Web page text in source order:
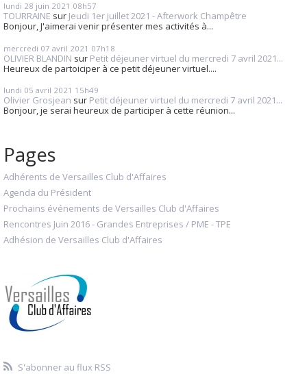
lundi 28 juin 2021 08h57
TOURRAINE sur Jeudi 1er juillet 2021 - Afterwork Champêtre
Bonjour, J'aimerai venir présenter mes activités à...
mercredi 07 avril 2021 07h18
OLIVIER BLANDIN sur Petit déjeuner virtuel du mercredi 7 avril 2021...
Heureux de partoiciper à ce petit déjeuner virtuel....
lundi 05 avril 2021 15h49
Olivier Grosjean sur Petit déjeuner virtuel du mercredi 7 avril 2021...
Bonjour, je serai heureux de participer à cette réunion...
Pages
Adhérents de Versailles Club d'Affaires
Agenda du Président
Prochains événements de Versailles Club d'Affaires
Rencontres Juin 2016 - Grandes Entreprises / PME - TPE
Adhésion de Versailles Club d'Affaires
S'abonner au flux RSS